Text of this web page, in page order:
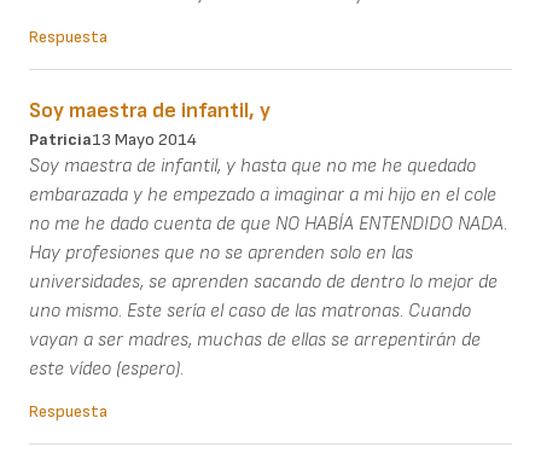
Respuesta
Soy maestra de infantil, y
Patricia13 Mayo 2014
Soy maestra de infantil, y hasta que no me he quedado
embarazada y he empezado a imaginar a mi hijo en el cole
no me he dado cuenta de que NO HABÍA ENTENDIDO NADA.
Hay profesiones que no se aprenden solo en las
universidades, se aprenden sacando de dentro lo mejor de
uno mismo. Este sería el caso de las matronas. Cuando
vayan a ser madres, muchas de ellas se arrepentirán de
este vídeo (espero).
Respuesta